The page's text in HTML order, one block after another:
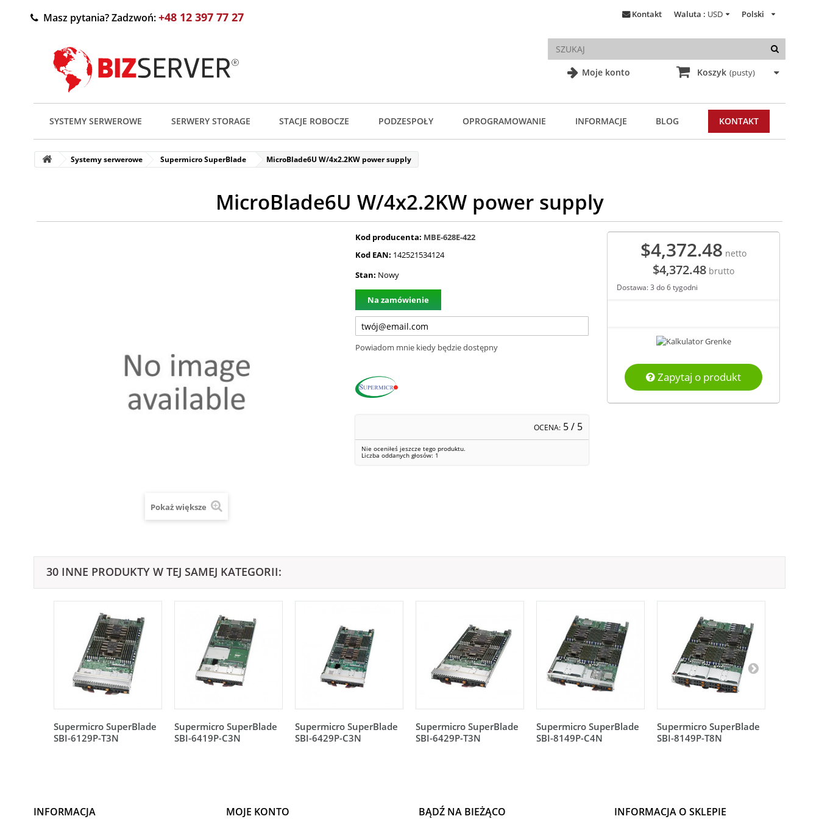
Moje konto
Polski
Waluta : USD
Kontakt
Masz pytania? Zadzwoń:+48 12 397 77 27
Koszyk (pusty)
SYSTEMY SERWEROWE SERWERY STORAGE STACJE ROBOCZE PODZESPOŁY OPROGRAMOWANIE INFORMACJE BLOG KONTAKT
Systemy serwerowe Supermicro SuperBlade MicroBlade6U W/4x2.2KW power supply
MicroBlade6U W/4x2.2KW power supply
Pokaż większe
Kod producenta: MBE-628E-422
Kod EAN: 142521534124
Stan: Nowy
Na zamówienie
Powiadom mnie kiedy będzie dostępny
OCENA: 5/ 5
Nie oceniłeś jeszcze tego produktu.
Liczba oddanych głosów: 1
$4,372.48 netto
$4,372.48 brutto
Dostawa: 3 do 6 tygodni
Zapytaj o produkt
30 INNE PRODUKTY W TEJ SAMEJ KATEGORII:
Supermicro SuperBlade
SBI-6129P-T3N
Supermicro SuperBlade
SBI-6419P-C3N
Supermicro SuperBlade
SBI-6429P-C3N
Supermicro SuperBlade
SBI-6429P-T3N
Supermicro SuperBlade
SBI-8149P-C4N
Supermicro SuperBlade
SBI-8149P-T8N
INFORMACJA MOJE KONTO BĄDŹ NA BIEŻĄCO INFORMACJA O SKLEPIE